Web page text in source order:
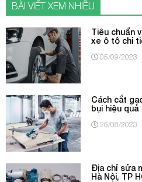
BÀI VIẾT XEM NHIỀU
Tiêu chuẩn
xe ô tô chi
05/09/2023
Cách cắt
bụi hiệu quả
25/08/2023
Địa chỉ sửa
Hà Nội, TP